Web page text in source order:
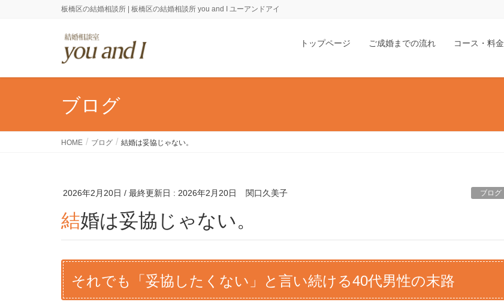
板橋区の結婚相談所 | 板橋区の結婚相談所 you and I ユーアンドアイ
トップページ ご成婚までの流れ コース・料金
ブログ
HOME ブログ 結婚は妥協じゃない。
2026年2月20日 / 最終更新日 : 2026年2月20日 関口久美子 ブログ
結婚は妥協じゃない。
それでも「妥協したくない」と言い続ける40代男性の末路